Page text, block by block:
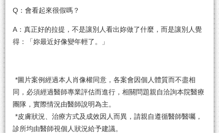
Q：會看起來很假嗎？
A：真正好的拉提，不是讓別人看出妳做了什麼，而是讓別人覺
得：「妳最近好像變年輕了。」
*圖片案例經過本人肖像權同意，各案會因個人體質而不盡相
同，必須經過醫師專業評估而進行，相關問題親自洽詢本院醫療
團隊，實際情況由醫師說明為主。
*皮膚狀況、治療方式及成效因人而異，請親自遵循醫師醫囑，
診所均由醫師視個人狀況給予建議。